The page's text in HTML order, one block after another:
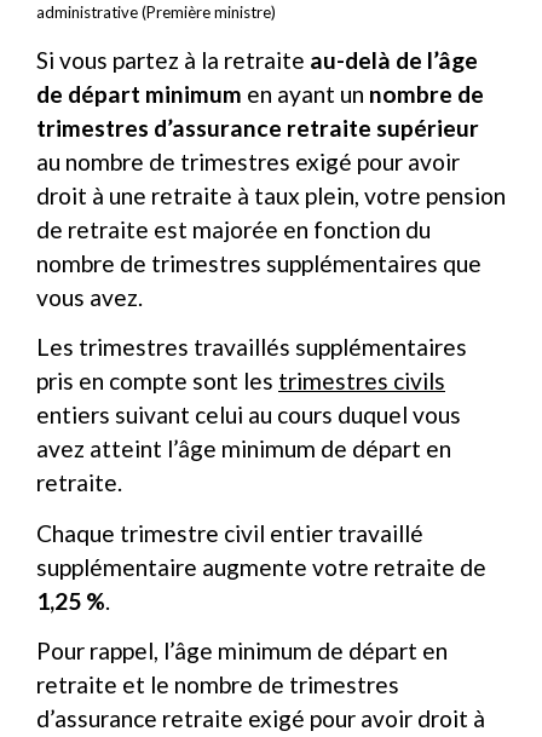
administrative (Première ministre)
Si vous partez à la retraite au-delà de l’âge
de départ minimum en ayant un nombre de
trimestres d’assurance retraite supérieur
au nombre de trimestres exigé pour avoir
droit à une retraite à taux plein, votre pension
de retraite est majorée en fonction du
nombre de trimestres supplémentaires que
vous avez.
Les trimestres travaillés supplémentaires
pris en compte sont les trimestres civils
entiers suivant celui au cours duquel vous
avez atteint l’âge minimum de départ en
retraite.
Chaque trimestre civil entier travaillé
supplémentaire augmente votre retraite de
1,25 %.
Pour rappel, l’âge minimum de départ en
retraite et le nombre de trimestres
d’assurance retraite exigé pour avoir droit à